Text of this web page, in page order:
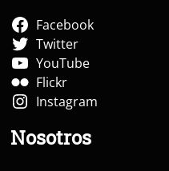
Facebook
Twitter
YouTube
Flickr
Instagram
Nosotros